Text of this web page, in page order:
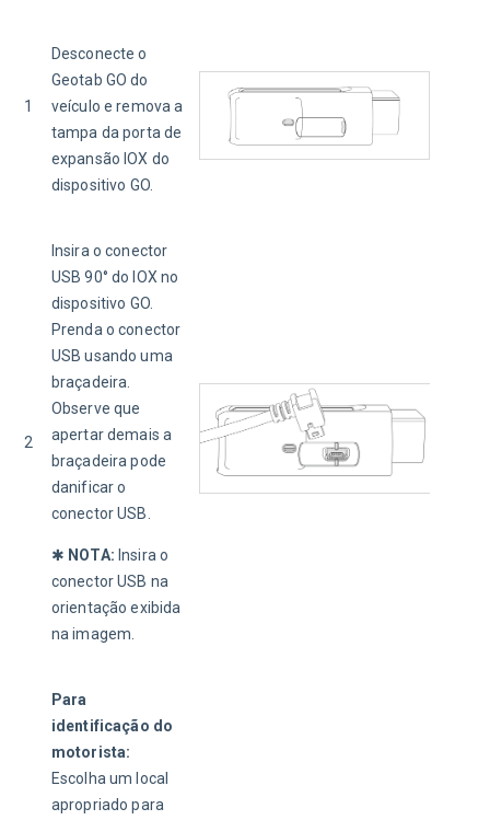
1
Desconecte o
Geotab GO do
veículo e remova a
tampa da porta de
expansão IOX do
dispositivo GO.
2
Insira o conector
USB 90° do IOX no
dispositivo GO.
Prenda o conector
USB usando uma
braçadeira.
Observe que
apertar demais a
braçadeira pode
danificar o
conector USB.
✱ NOTA: Insira o
conector USB na
orientação exibida
na imagem.
Para
identificação do
motorista:
Escolha um local
apropriado para